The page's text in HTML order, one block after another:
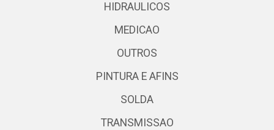
HIDRAULICOS
MEDICAO
OUTROS
PINTURA E AFINS
SOLDA
TRANSMISSAO